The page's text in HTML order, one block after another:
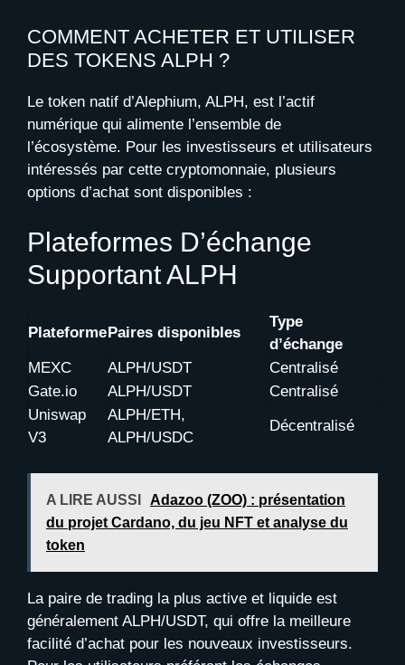
COMMENT ACHETER ET UTILISER
DES TOKENS ALPH ?
Le token natif d’Alephium, ALPH, est l’actif
numérique qui alimente l’ensemble de
l’écosystème. Pour les investisseurs et utilisateurs
intéressés par cette cryptomonnaie, plusieurs
options d’achat sont disponibles :
Plateformes D’échange
Supportant ALPH
PlateformePaires disponibles
Type
d’échange
MEXC
ALPH/USDT
Centralisé
Gate.io
ALPH/USDT
Centralisé
Uniswap
V3
ALPH/ETH,
ALPH/USDC
Décentralisé
A LIRE AUSSI
Adazoo (ZOO) : présentation
du projet Cardano, du jeu NFT et analyse du
token
La paire de trading la plus active et liquide est
généralement ALPH/USDT, qui offre la meilleure
facilité d’achat pour les nouveaux investisseurs.